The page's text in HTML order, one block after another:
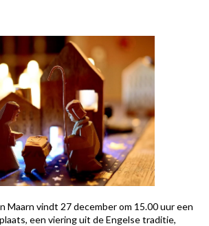
Maarn vindt 27 december om 15.00 uur een
een viering uit de Engelse traditie,